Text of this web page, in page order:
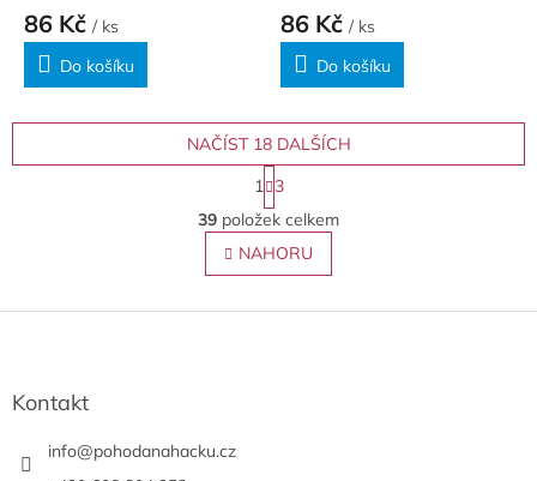
86 Kč / ks
Do košíku
86 Kč / ks
Do košíku
O
v
l
á
NAČÍST 18 DALŠÍCH
S
t
r
á
n
k
v
1 3
39 položek celkem
NAHORU
Z
Kontakt
info@pohodanahacku.cz